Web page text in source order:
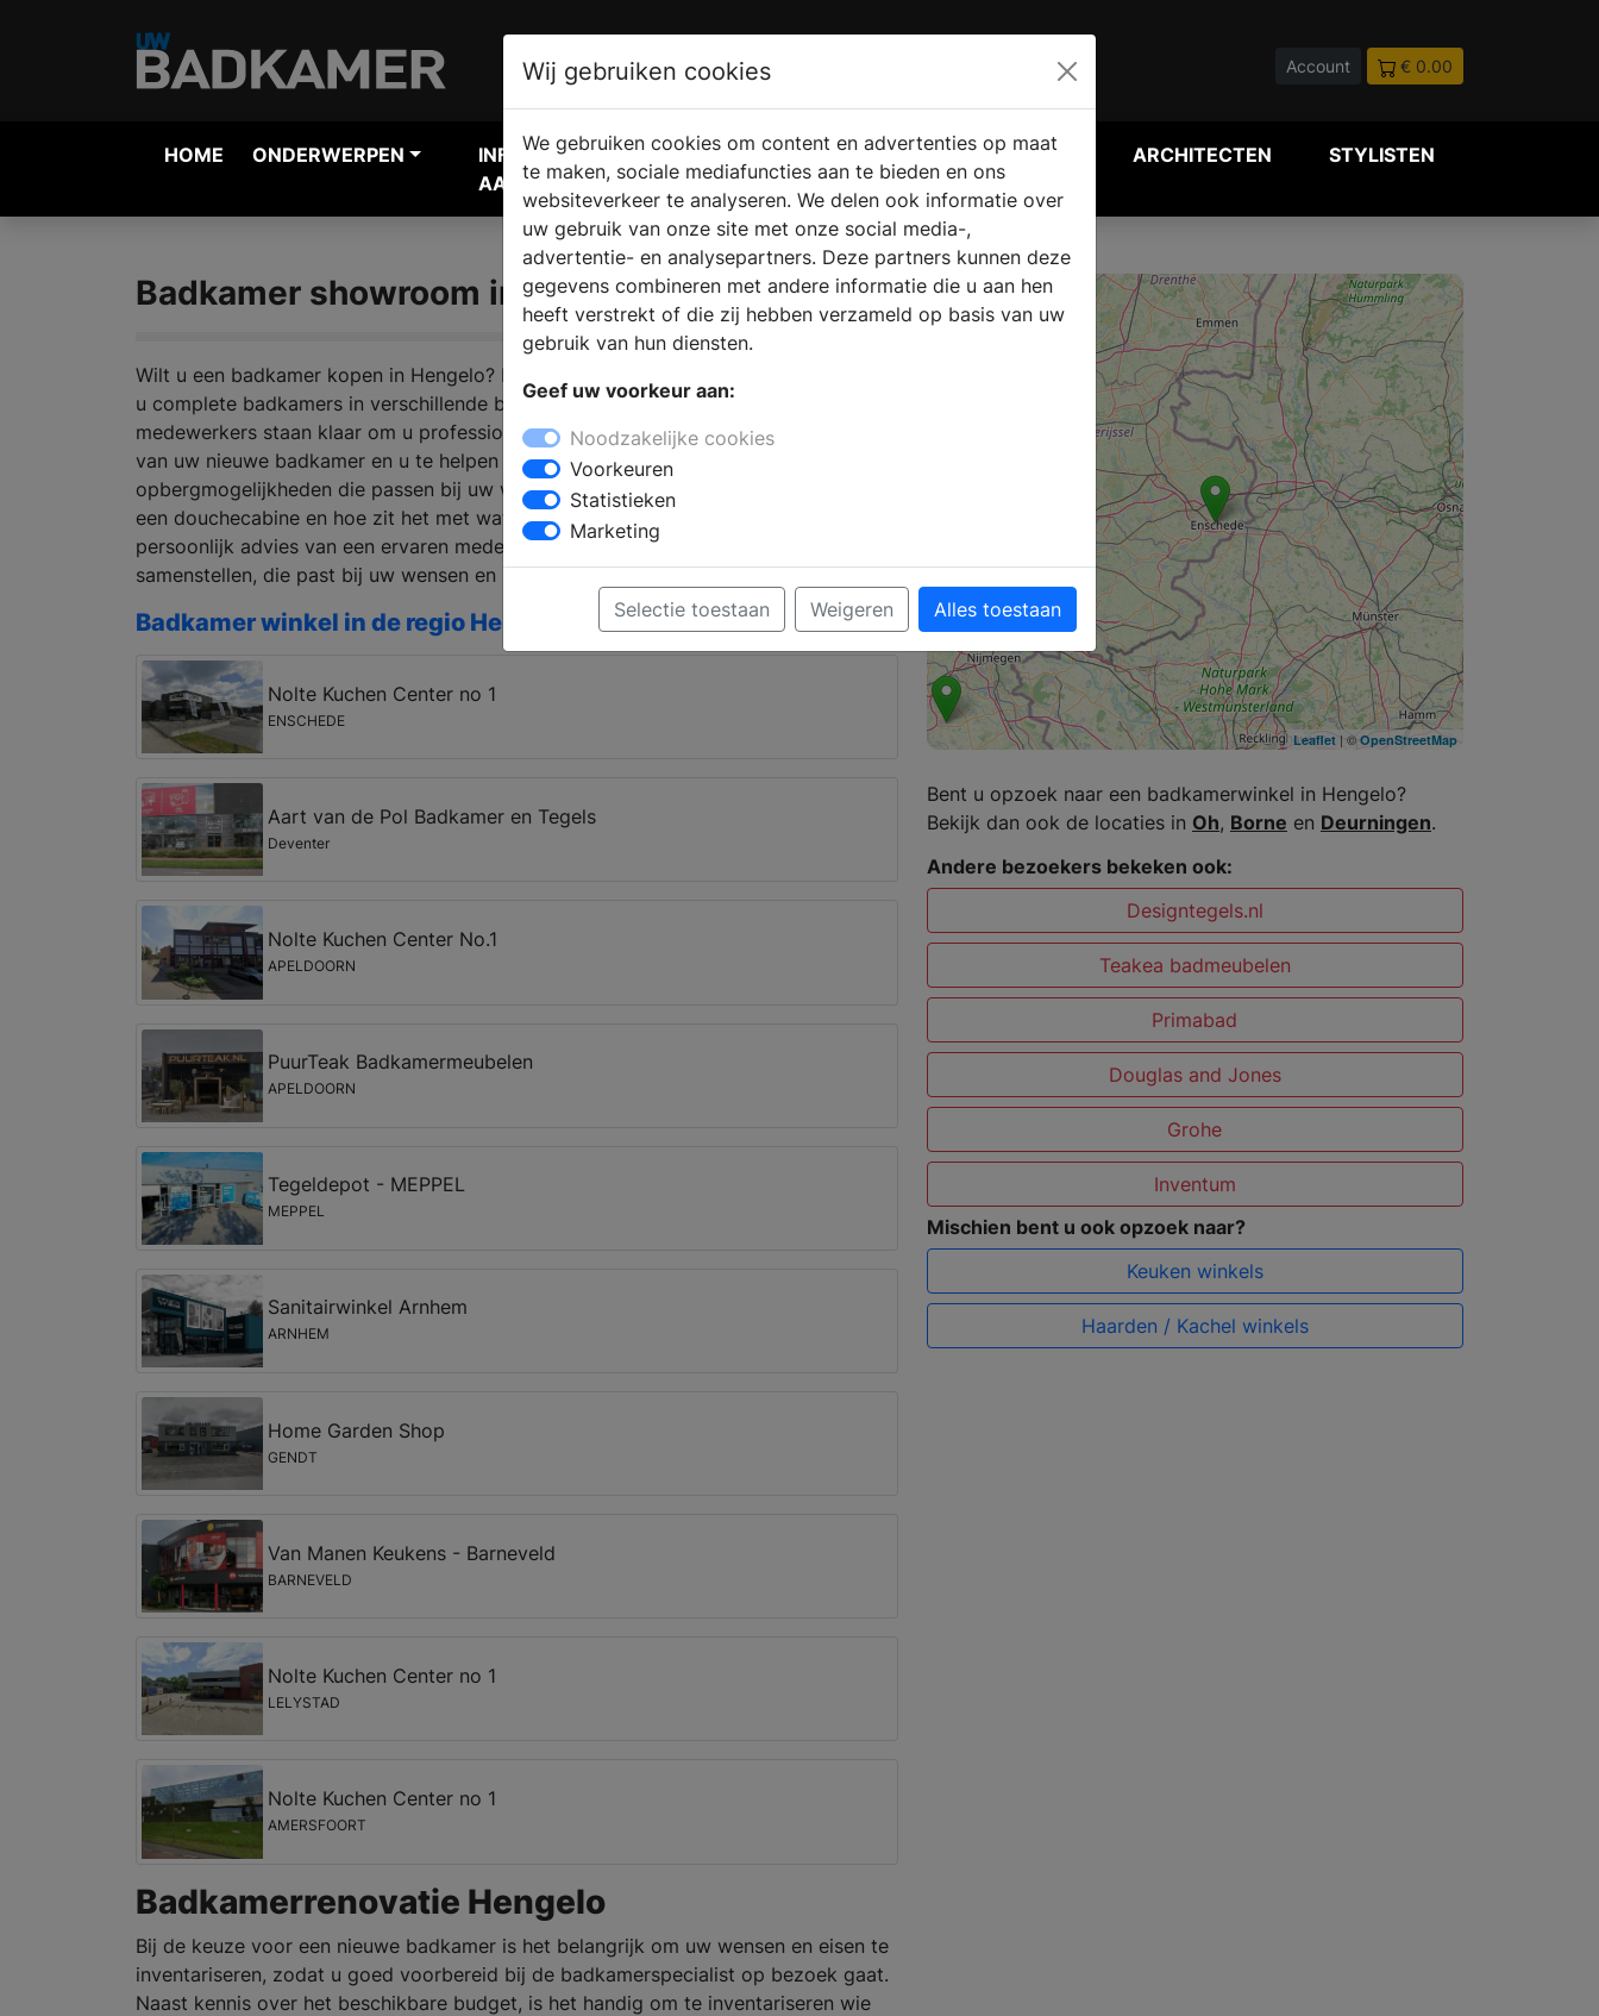
Account € 0.00
HOME ONDERWERPEN
INFORMATIE
AANVRAGEN
VERKOOPLOCATIE
VINDEN
WEBSHOP ARCHITECTEN STYLISTEN
Badkamer showroom in Hengelo
Wilt u een badkamer kopen in Hengelo? Bij een bezoek aan een sanitair winkel vindt
u complete badkamers in verschillende badkamerstijlen. De deskundige
medewerkers staan klaar om u professioneel advies te geven bij het samenstellen
van uw nieuwe badkamer en u te helpen bij de keuze voor badkamermeubels met
opbergmogelijkheden die passen bij uw wensen. Kiest u voor een inloopdouche of
een douchecabine en hoe zit het met waterbesparende kranen en douches? Met
persoonlijk advies van een ervaren medewerker kunt u een complete badkamer
samenstellen, die past bij uw wensen en budget.
Badkamer winkel in de regio Hengelo
Nolte Kuchen Center no 1
ENSCHEDE
Aart van de Pol Badkamer en Tegels
Deventer
Nolte Kuchen Center No.1
APELDOORN
PuurTeak Badkamermeubelen
APELDOORN
Tegeldepot - MEPPEL
MEPPEL
Sanitairwinkel Arnhem
ARNHEM
Home Garden Shop
GENDT
Van Manen Keukens - Barneveld
BARNEVELD
Nolte Kuchen Center no 1
LELYSTAD
Nolte Kuchen Center no 1
AMERSFOORT
Badkamerrenovatie Hengelo
Bij de keuze voor een nieuwe badkamer is het belangrijk om uw wensen en eisen te
inventariseren, zodat u goed voorbereid bij de badkamerspecialist op bezoek gaat.
Naast kennis over het beschikbare budget, is het handig om te inventariseren wie
+
Leaflet| © OpenStreetMap
Bent u opzoek naar een badkamerwinkel in Hengelo?
Bekijk dan ook de locaties in Oh, Borne en Deurningen.
Andere bezoekers bekeken ook:
Designtegels.nl
Teakea badmeubelen
Primabad
Douglas and Jones
Grohe
Inventum
Mischien bent u ook opzoek naar?
Keuken winkels
Haarden / Kachel winkels
Wij gebruiken cookies
We gebruiken cookies om content en advertenties op maat
te maken, sociale mediafuncties aan te bieden en ons
websiteverkeer te analyseren. We delen ook informatie over
uw gebruik van onze site met onze social media-,
advertentie- en analysepartners. Deze partners kunnen deze
gegevens combineren met andere informatie die u aan hen
heeft verstrekt of die zij hebben verzameld op basis van uw
gebruik van hun diensten.
Geef uw voorkeur aan:
Noodzakelijke cookies
Voorkeuren
Statistieken
Marketing
Selectie toestaan Weigeren Alles toestaan